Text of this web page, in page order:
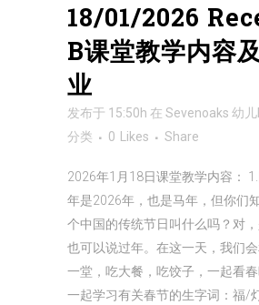
18/01/2026
B课堂教学内容
业
发布于 15:50h 在 Sevenoaks 幼儿
分类
0 Likes Share
2026年1月18日课堂教学内容：
年是2026年，也是马年，但你们
个中国的传统节日叫什么吗？对
也可以说过年。在这一天，我们
一堂，吃大餐，吃饺子，一起看
一起学习有关春节的生字词：福/